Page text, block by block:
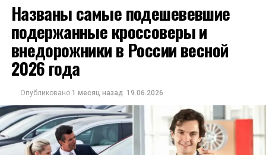
Названы самые подешевевшие
подержанные кроссоверы и
внедорожники в России весной
2026 года
Опубликовано 1 месяц назад 19.06.2026